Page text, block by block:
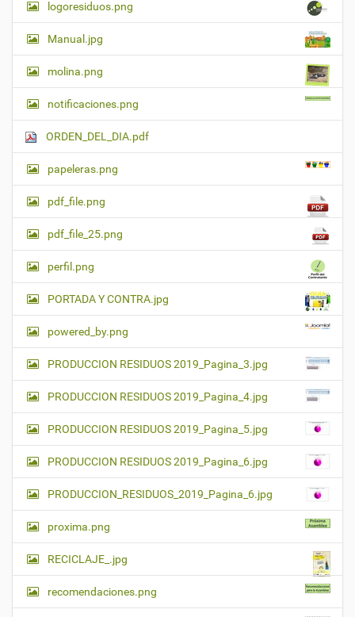
logoresiduos.png
Manual.jpg
molina.png
notificaciones.png
ORDEN_DEL_DIA.pdf
papeleras.png
pdf_file.png
pdf_file_25.png
perfil.png
PORTADA Y CONTRA.jpg
powered_by.png
PRODUCCION RESIDUOS 2019_Pagina_3.jpg
PRODUCCION RESIDUOS 2019_Pagina_4.jpg
PRODUCCION RESIDUOS 2019_Pagina_5.jpg
PRODUCCION RESIDUOS 2019_Pagina_6.jpg
PRODUCCION_RESIDUOS_2019_Pagina_6.jpg
proxima.png
RECICLAJE_.jpg
recomendaciones.png